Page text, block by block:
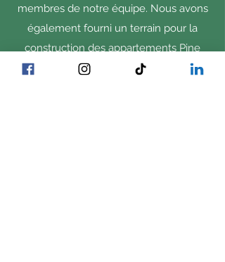
membres de notre équipe. Nous avons
également fourni un terrain pour la
construction des appartements Pine
Village à Rexford et avons reçu le prix